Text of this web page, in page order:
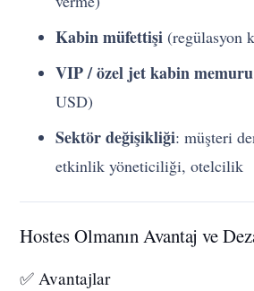
Kabin müfettişi (regülasyon
VIP / özel jet kabin memuru
USD)
Sektör değişikliği: müşteri
etkinlik yöneticiliği, otelcilik
Hostes Olmanın Avantaj ve
✅ Avantajlar